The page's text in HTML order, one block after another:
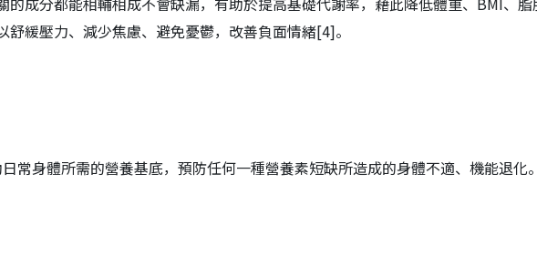
舒緩壓力、減少焦慮、避免憂鬱，改善負面情緒[4]。
常身體所需的營養基底，預防任何一種營養素短缺所造成的身體不適、機能退化